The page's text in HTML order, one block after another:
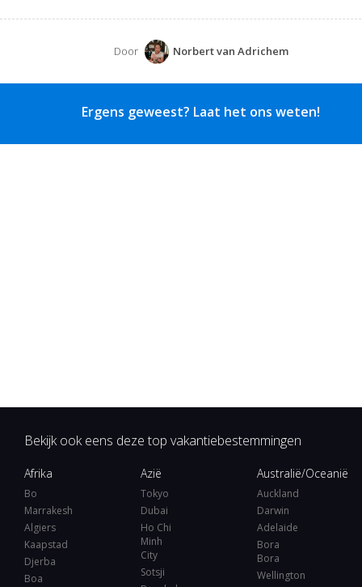
Door Norbert van Adrichem
Ergens geweest? Laat het ons weten!
Bekijk ook eens deze top vakantiebestemmingen
Afrika
Bo
Marrakesh
Algiers
Kaapstad
Djerba
Boa
Azië
Tokyo
Dubai
Ho Chi
Minh
City
Sotsji
Australië/Oceanië
Auckland
Darwin
Adelaide
Bora
Bora
Wellington